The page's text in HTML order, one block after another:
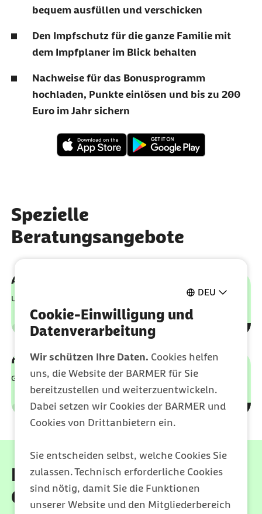
DEU
Cookie-Einwilligung und
Datenverarbeitung
Wir schützen Ihre Daten. Cookies helfen
uns, die Website der BARMER für Sie
bereitzustellen und weiterzuentwickeln.
Dabei setzen wir Cookies der BARMER und
Cookies von Drittanbietern ein.
Sie entscheiden selbst, welche Cookies Sie
zulassen. Technisch erforderliche Cookies
sind nötig, damit Sie die Funktionen
unserer Website und den Mitgliederbereich
bequem ausfüllen und verschicken
Den Impfschutz für die ganze Familie mit
dem Impfplaner im Blick behalten
Nachweise für das Bonusprogramm
hochladen, Punkte einlösen und bis zu 200
Euro im Jahr sichern
Spezielle
Beratungsangebote
Ansprechstellen für Rehabilitation
Unterstützung erhalten
Kategorie
Leistungen
Hebammenberatung
Gut beraten per Chat und Telefon
Leistungen
Beste Leistungen für Ihre
Gesundheit